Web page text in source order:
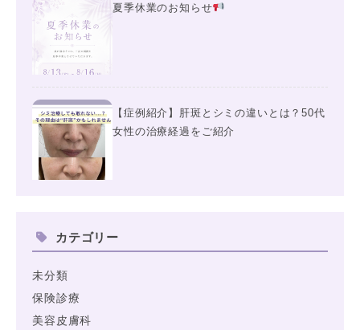
夏季休業のお知らせ
【症例紹介】肝斑とシミの違いとは？50代
女性の治療経過をご紹介
カテゴリー
未分類
保険診療
美容皮膚科